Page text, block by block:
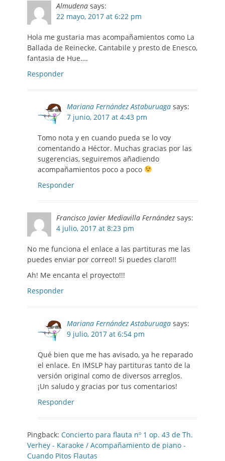
Almudena says:
22 mayo, 2017 at 6:22 pm
Hola me gustaria mas acompañamientos como La
Ballada de Reinecke, Cantabile y presto de Enesco,
fantasia de Hue….
Responder
Mariana Fernández Astaburuaga says:
7 junio, 2017 at 4:43 pm
Tomo nota y en cuando pueda se lo voy
comentando a Héctor. Muchas gracias por las
sugerencias, seguiremos añadiendo
acompañamientos poco a poco
Responder
Francisco Javier Mediavilla Fernández says:
4 julio, 2017 at 8:23 pm
No me funciona el enlace a las partituras me las
puedes enviar por correo!! Si puedes claro!!!
Ah! Me encanta el proyecto!!!
Responder
Mariana Fernández Astaburuaga says:
9 julio, 2017 at 6:54 pm
Qué bien que me has avisado, ya he reparado
el enlace. En IMSLP hay partituras tanto de la
versión original como de diversos arreglos.
¡Un saludo y gracias por tus comentarios!
Responder
Pingback: Concierto para flauta nº 1 op. 43 de Th.
Verhey - Karaoke / Acompañamiento de piano -
Cuando Pitos Flautas